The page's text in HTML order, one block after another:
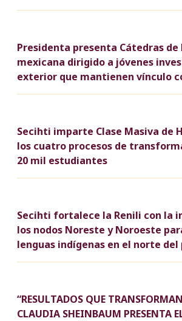
Presidenta presenta Cátedras de
mexicana dirigido a jóvenes
exterior que mantienen vínculo
Secihti imparte Clase Masiva de
los cuatro procesos de
20 mil estudiantes
Secihti fortalece la Renili con la
los nodos Noreste y Noroeste
lenguas indígenas en el norte del
“RESULTADOS QUE
CLAUDIA SHEINBAUM PRESENTA